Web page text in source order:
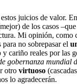
juicios de valor.
de los casos
Mi opinión,
no sobrepasar el
cariño reales por las
gobernanza mundial
otro virtuoso
lo agradecerán.